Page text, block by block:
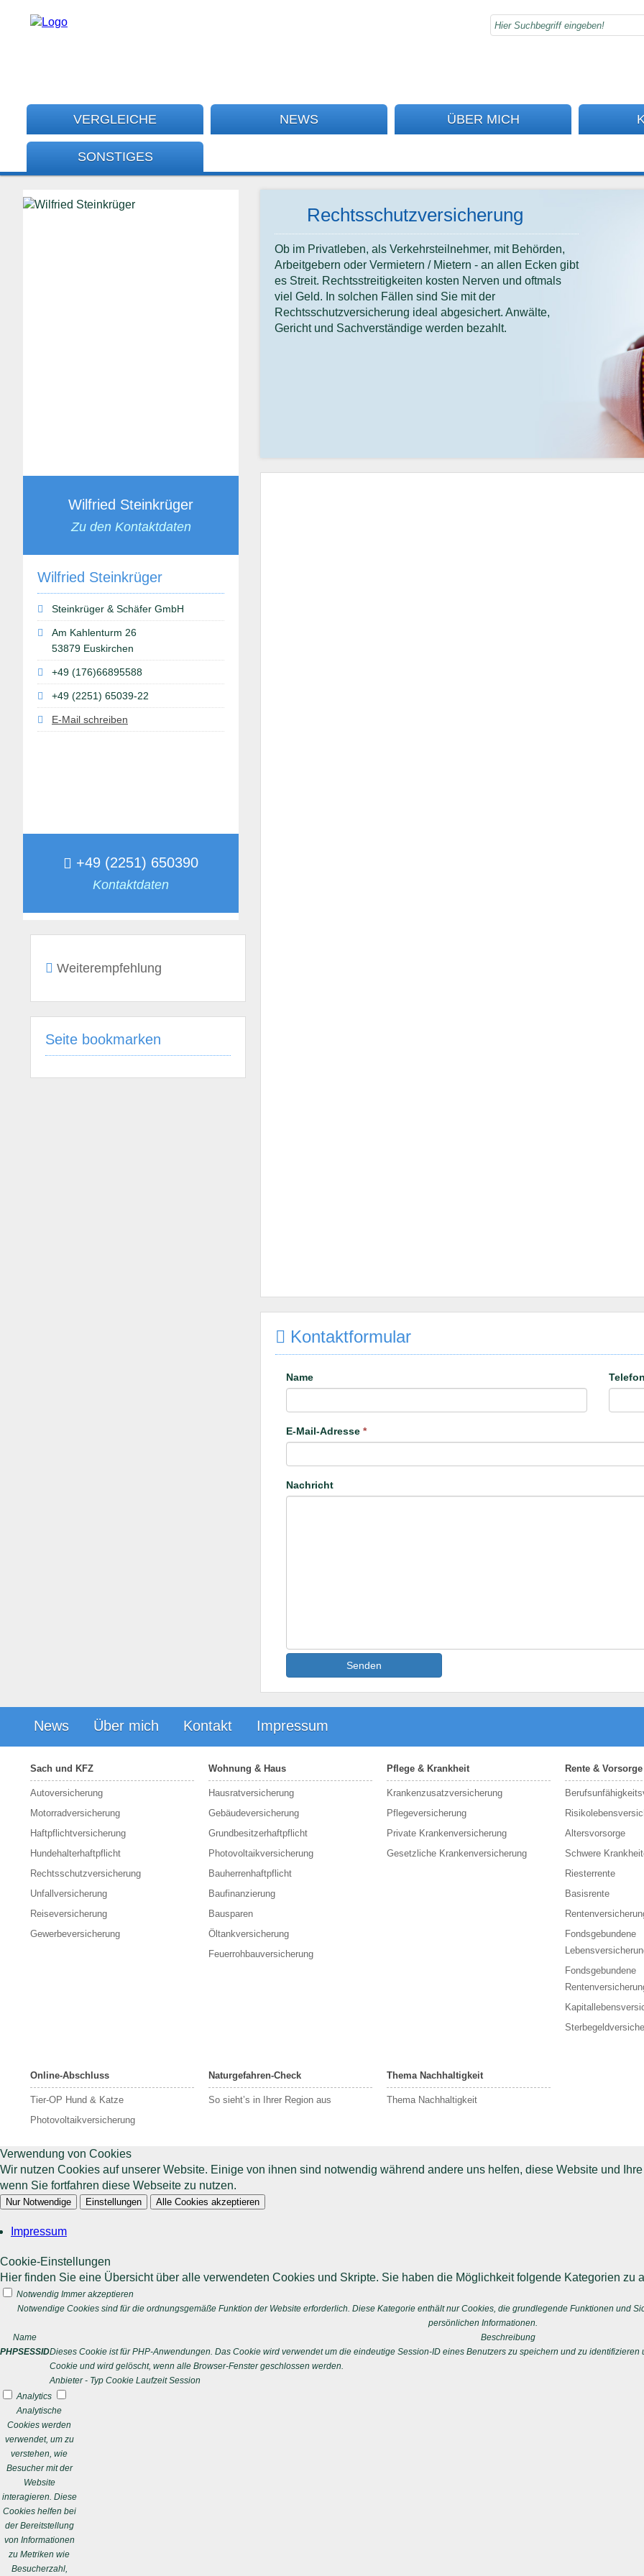
VERGLEICHE NEWS ÜBER MICH
SONSTIGES
Wilfried Steinkrüger
Zu den Kontaktdaten
Wilfried Steinkrüger
Steinkrüger & Schäfer GmbH
Am Kahlenturm 26
53879 Euskirchen
+49 (176)66895588
+49 (2251) 65039-22
E-Mail schreiben
+49 (2251) 650390
Kontaktdaten
Weiterempfehlung
Seite bookmarken
Rechtsschutzversicherung
Ob im Privatleben, als Verkehrsteilnehmer, mit Behörden,
Arbeitgebern oder Vermietern / Mietern - an allen Ecken gibt
es Streit. Rechtsstreitigkeiten kosten Nerven und oftmals
viel Geld. In solchen Fällen sind Sie mit der
Rechtsschutzversicherung ideal abgesichert. Anwälte,
Gericht und Sachverständige werden bezahlt.
Kontaktformular
Name
E-Mail-Adresse *
Nachricht
Senden
News Über mich Kontakt Impressum
Sach und KFZ
Autoversicherung
Motorradversicherung
Haftpflichtversicherung
Hundehalterhaftpflicht
Rechtsschutzversicherung
Unfallversicherung
Reiseversicherung
Gewerbeversicherung
Wohnung & Haus
Hausratversicherung
Gebäudeversicherung
Grundbesitzerhaftpflicht
Photovoltaikversicherung
Bauherrenhaftpflicht
Baufinanzierung
Bausparen
Öltankversicherung
Feuerrohbauversicherung
Pflege & Krankheit
Krankenzusatzversicherung
Pflegeversicherung
Private Krankenversicherung
Gesetzliche Krankenversicherung
Rente & Vorsorge
Altersvorsorge
Schwere
Riesterrente
Basisrente
Fondsgebundene
Fondsgebundene
Online-Abschluss
Tier-OP Hund & Katze
Photovoltaikversicherung
Naturgefahren-Check
So sieht’s in Ihrer Region aus
Thema Nachhaltigkeit
Thema Nachhaltigkeit
Verwendung von Cookies
Wir nutzen Cookies auf unserer Website. Einige von ihnen sind notwendig während andere uns helfen, diese Website und
wenn Sie fortfahren diese Webseite zu nutzen.
Nur Notwendige Einstellungen Alle Cookies akzeptieren
Impressum
Cookie-Einstellungen
Hier finden Sie eine Übersicht über alle verwendeten Cookies und Skripte. Sie haben die Möglichkeit folgende Kategorien zu
Notwendig Immer akzeptieren
Notwendige Cookies sind für die ordnungsgemäße Funktion der Website erforderlich. Diese Kategorie enthält nur Cookies, die grundlegende Funktionen und
persönlichen Informationen.
Name
Beschreibung
PHPSESSIDDieses Cookie ist für PHP-Anwendungen. Das Cookie wird verwendet um die eindeutige Session-ID eines Benutzers zu speichern und zu
Cookie und wird gelöscht, wenn alle Browser-Fenster geschlossen werden.
Anbieter - Typ Cookie Laufzeit Session
Analytics
Analytische
Cookies werden
verwendet, um zu
verstehen, wie
Besucher mit der
Website
interagieren. Diese
Cookies helfen bei
der Bereitstellung
von Informationen
zu Metriken wie
Besucherzahl,